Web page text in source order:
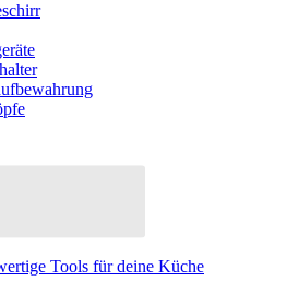
Tools für deine Küche